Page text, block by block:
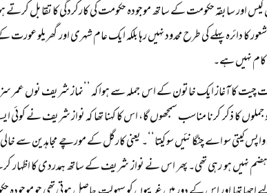
اور سابقہ حکومت کے ساتھ موجودہ حکومت کی کارکردگی کا تقابل
کا دائرہ پہلے کی طرح محدود نہیں رہا بلکہ ایک عام شہری اور گھریلو
نہیں ہے۔
چیت کا آغاز ایک خاتون کے اس جملہ سے ہوا کہ ’’نماز شریف نوں عمر
کا ذکر کرنا مناسب سمجھوں گا، اس کا کہنا تھا کہ نواز شریف نے کوئی
کیتی سو اے چنگا نئیں سو کیتا‘‘۔ یعنی کارگل کے مورچے مجاہدین
نہیں ہو رہی تھی۔ پھر اس نے نواز شریف کے ساتھ ہمدردی کا اظہار